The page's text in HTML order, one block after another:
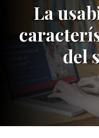
La
del